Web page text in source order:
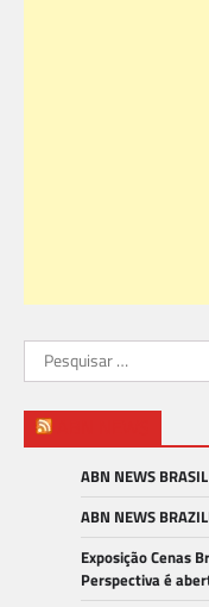
Pesquisar
por:
ABN NEWS BRASIL
ABN NEWS
Exposição Cenas
Perspectiva é